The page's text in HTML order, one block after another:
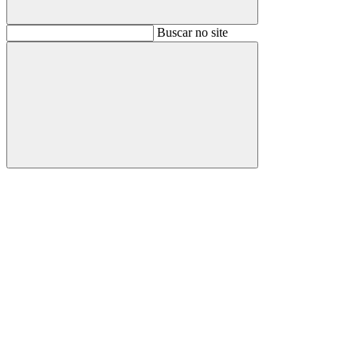
BuscarBuscar no site
Buscar